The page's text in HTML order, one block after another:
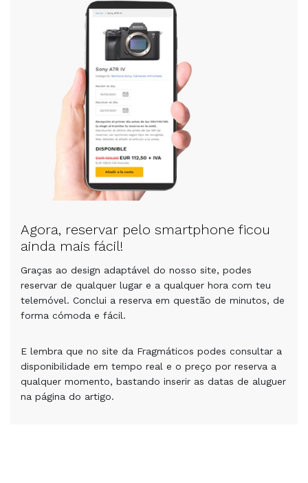
Agora, reservar pelo smartphone ficou
ainda mais fácil!
Graças ao design adaptável do nosso site, podes
reservar de qualquer lugar e a qualquer hora com teu
telemóvel. Conclui a reserva em questão de minutos, de
forma cómoda e fácil.
E lembra que no site da Fragmáticos podes consultar a
disponibilidade em tempo real e o preço por reserva a
qualquer momento, bastando inserir as datas de aluguer
na página do artigo.